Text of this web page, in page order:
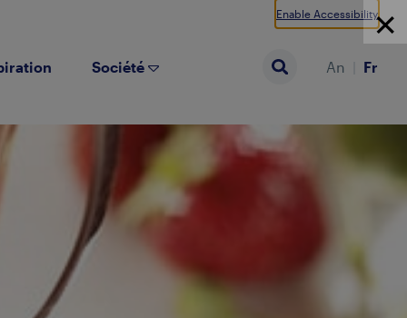
Enable Accessibility
Société An Fr